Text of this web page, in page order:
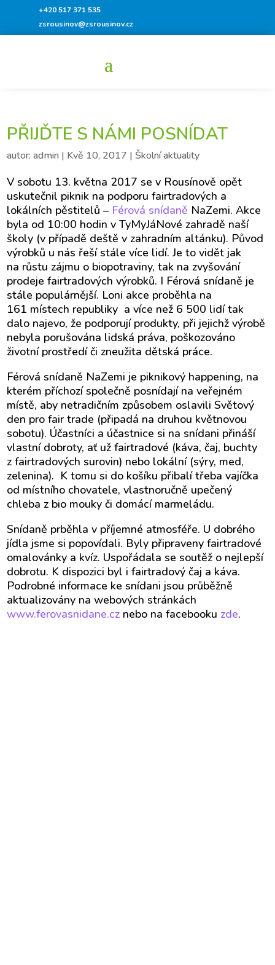
+420 517 371 535
zsrousinov@zsrousinov.cz
PŘIJĎTE S NÁMI POSNÍDAT
autor:admin | Kvě 10, 2017 | Školní aktuality
V sobotu 13. května 2017 se v Rousínově opět
uskutečnil piknik na podporu fairtradových a
lokálních pěstitelů – Férová snídaně NaZemi. Akce
byla od 10:00 hodin v TyMyJáNové zahradě naší
školy (v případě deště v zahradním altánku). Původ
výrobků u nás řeší stále více lidí. Je to vidět jak
na růstu zájmu o biopotraviny, tak na zvyšování
prodeje fairtradových výrobků. I Férová snídaně je
stále populárnější. Loni akce proběhla na
161 místech republiky a více než 6 500 lidí tak
dalo najevo, že podporují produkty, při jejichž výrobě
nebyla porušována lidská práva, poškozováno
životní prostředí či zneužita dětská práce.
Férová snídaně NaZemi je piknikový happening, na
kterém příchozí společně posnídají na veřejném
místě, aby netradičním způsobem oslavili Světový
den pro fair trade (připadá na druhou květnovou
sobotu). Účastníci a účastnice si na snídani přináší
vlastní dobroty, ať už fairtradové (káva, čaj, buchty
z fairtradových surovin) nebo lokální (sýry, med,
zelenina). K tomu si do košíku přibalí třeba vajíčka
od místního chovatele, vlastnoručně upečený
chleba z bio mouky či domácí marmeládu.
Snídaně prběhla v příjemné atmosféře. U dobrého
jídla jsme si popovídali. Byly připraveny fairtradové
omalovánky a kvíz. Uspořádala se soutěž o nejlepší
dobrotu. K dispozici byl i fairtradový čaj a káva.
Podrobné informace ke snídani jsou průběžně
aktualizovány na webových stránkách
www.ferovasnidane.cz nebo na facebooku zde.